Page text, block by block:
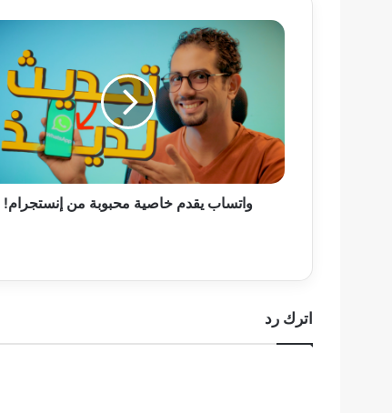
واتساب
إنستجرام!
واتساب يقدم خاصية محبوبة من إنستجرام!
اترك رد